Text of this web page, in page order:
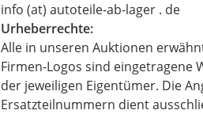
info (at) autoteile-ab-lager . de
Urheberrechte:
Alle in unseren Auktionen
Firmen-Logos sind eingetragene
der jeweiligen Eigentümer. Die
Ersatzteilnummern dient